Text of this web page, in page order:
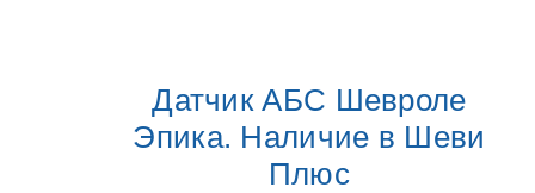
Датчик АБС Шевроле
Эпика. Наличие в Шеви
Плюс